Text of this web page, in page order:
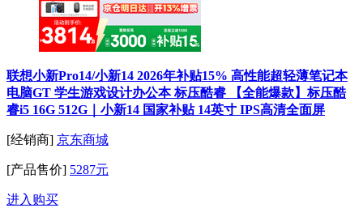
联想小新Pro14/小新14 2026年补贴15% 高性能超轻薄笔记本
电脑GT 学生游戏设计办公本 标压酷睿 【全能爆款】标压酷
睿i5 16G 512G｜小新14 国家补贴 14英寸 IPS高清全面屏
[经销商] 京东商城
[产品售价] 5287元
进入购买